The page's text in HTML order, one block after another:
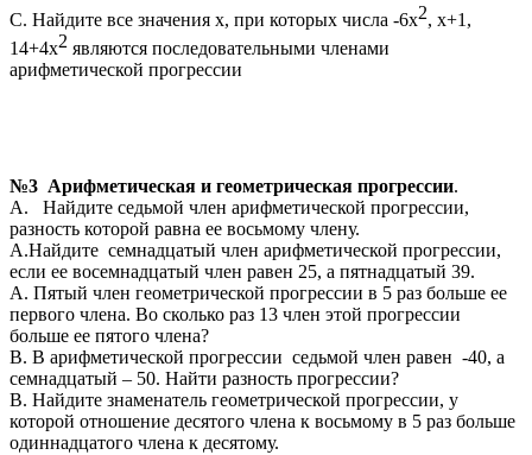
С. Найдите все значения х, при которых числа -6х2, х+1,
14+4х2 являются последовательными членами
арифметической прогрессии
№3 Арифметическая и геометрическая прогрессии.
А. Найдите седьмой член арифметической прогрессии,
разность которой равна ее восьмому члену.
А.Найдите семнадцатый член арифметической прогрессии,
если ее восемнадцатый член равен 25, а пятнадцатый 39.
А. Пятый член геометрической прогрессии в 5 раз больше ее
первого члена. Во сколько раз 13 член этой прогрессии
больше ее пятого члена?
В. В арифметической прогрессии седьмой член равен -40, а
семнадцатый – 50. Найти разность прогрессии?
В. Найдите знаменатель геометрической прогрессии, у
которой отношение десятого члена к восьмому в 5 раз больше
одиннадцатого члена к десятому.